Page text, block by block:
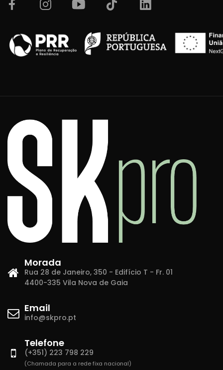
Morada
Rua 28 de Janeiro, 350 - Edifício T - Fr. 01
4400-335 Vila Nova de Gaia
Email
info@skpro.pt
Telefone
(+351) 223 798 229
(Chamada para a rede fixa nacional)